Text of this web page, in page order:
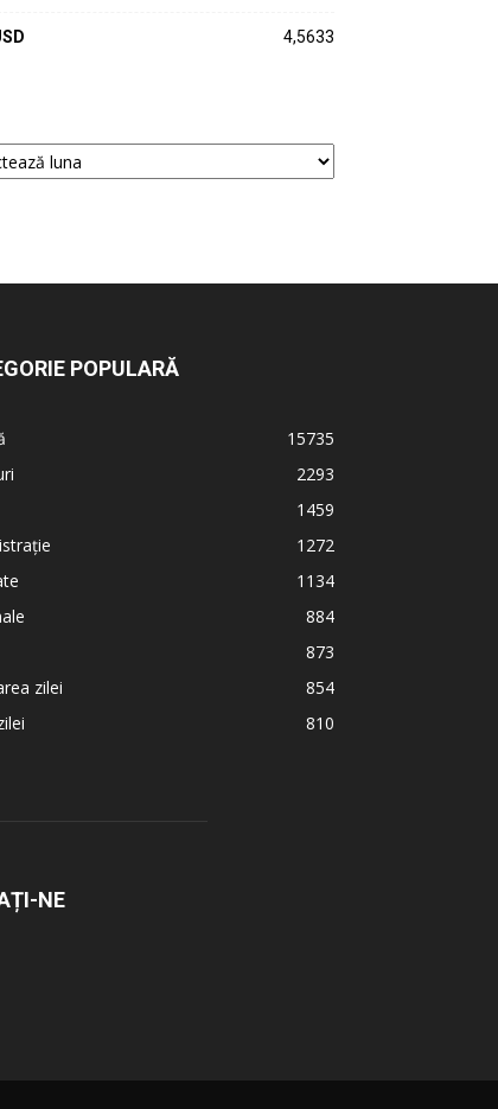
4,5633
POPULARĂ
15735
2293
1459
1272
1134
884
873
zilei
854
810
NE